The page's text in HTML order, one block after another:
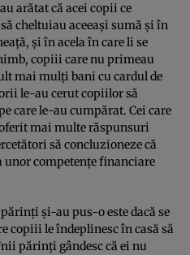
arătat că acei copii ce
cheltuiau aceeaşi sumă şi în
şi în acela în care li se
copiii care nu primeau
mai mulţi bani cu cardul de
le-au cerut copiilor să
care le-au cumpărat. Cei care
mai multe răspunsuri
să concluzioneze că
unor competenţe financiare
şi-au pus-o este dacă se
copiii le îndeplinesc în casă să
părinţi gândesc că ei nu